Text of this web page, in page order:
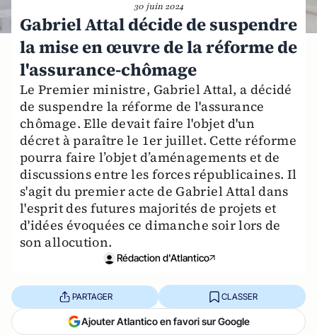
30 juin 2024
Gabriel Attal décide de suspendre
la mise en œuvre de la réforme de
l'assurance-chômage
Le Premier ministre, Gabriel Attal, a décidé
de suspendre la réforme de l'assurance
chômage. Elle devait faire l'objet d'un
décret à paraître le 1er juillet. Cette réforme
pourra faire l’objet d’aménagements et de
discussions entre les forces républicaines. Il
s'agit du premier acte de Gabriel Attal dans
l'esprit des futures majorités de projets et
d'idées évoquées ce dimanche soir lors de
son allocution.
Rédaction d'Atlantico
PARTAGER CLASSER
Ajouter Atlantico en favori sur Google